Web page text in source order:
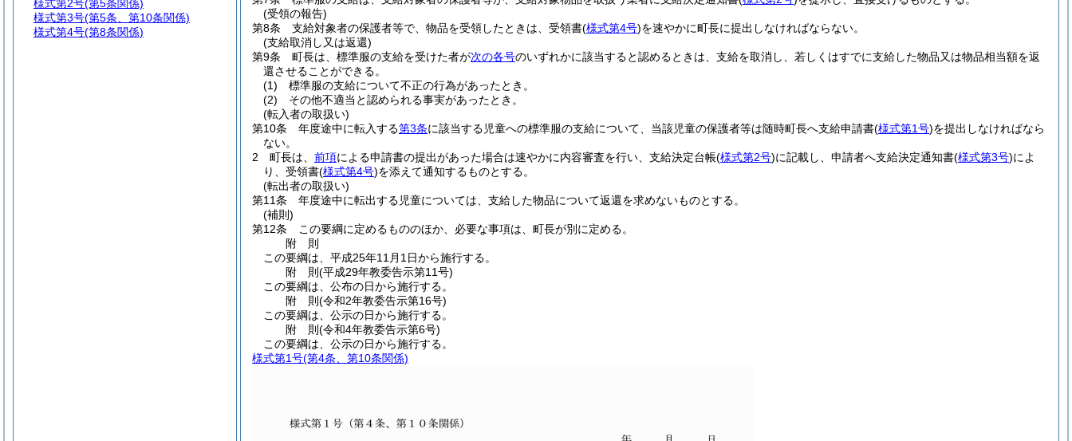
(受領の報告)
第8条
支給対象者の保護者等で、物品を受領したときは、受領書(様式第4号)を速やかに町長に提出しなければならない。
(支給取消し又は返還)
第9条
町長は、標準服の支給を受けた者が次の各号のいずれかに該当すると認めるときは、支給を取消し、若しくはすでに支給した物品又は物品相当額を返
還させることができる。
(1)
標準服の支給について不正の行為があったとき。
(2)
その他不適当と認められる事実があったとき。
(転入者の取扱い)
第10条
年度途中に転入する第3条に該当する児童への標準服の支給について、当該児童の保護者等は随時町長へ支給申請書(様式第1号)を提出しなければなら
ない。
2
町長は、 前項による申請書の提出があった場合は速やかに内容審査を行い、支給決定台帳(様式第2号)に記載し、申請者へ支給決定通知書(様式第3号)によ
り、受領書(様式第4号)を添えて通知するものとする。
(転出者の取扱い)
第11条
年度途中に転出する児童については、支給した物品について返還を求めないものとする。
(補則)
第12条
この要綱に定めるもののほか、必要な事項は、町長が別に定める。
附 則
この要綱は、平成25年11月1日から施行する。
附 則(平成29年教委告示第11号)
この要綱は、公布の日から施行する。
附 則(令和2年教委告示第16号)
この要綱は、公示の日から施行する。
附 則(令和4年教委告示第6号)
この要綱は、公示の日から施行する。
様式第1号(第4条、第10条関係)
様式第2号(第5条関係)
様式第3号(第5条、第10条関係)
様式第4号(第8条関係)